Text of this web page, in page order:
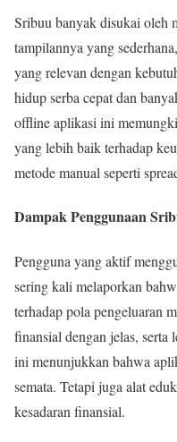
Sribuu banyak disukai oleh
tampilannya yang
yang relevan dengan
hidup serba cepat dan
offline aplikasi ini
yang lebih baik terhadap
metode manual seperti
Dampak Penggunaan
Pengguna yang aktif
sering kali melaporkan
terhadap pola pengeluaran
finansial dengan jelas,
ini menunjukkan bahwa
semata. Tetapi juga alat
kesadaran finansial.